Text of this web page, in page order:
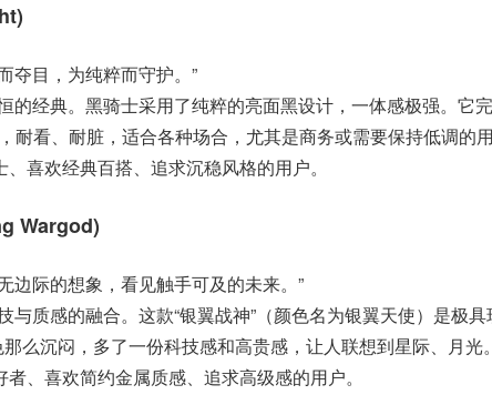
夺目，为纯粹而守护。”
的经典。黑骑士采用了纯粹的亮面黑设计，一体感极强。它
耐看、耐脏，适合各种场合，尤其是商务或需要保持低调的
、喜欢经典百搭、追求沉稳风格的用户。
Wargod)
边际的想象，看见触手可及的未来。”
与质感的融合。这款“银翼战神”（颜色名为银翼天使）是极
么沉闷，多了一份科技感和高贵感，让人联想到星际、月光
者、喜欢简约金属质感、追求高级感的用户。